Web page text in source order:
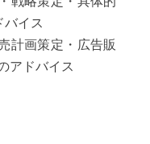
イス
計画策定・広告販
アドバイス